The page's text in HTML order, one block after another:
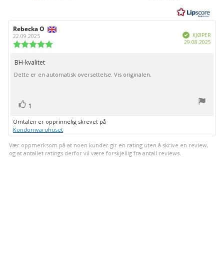
5
Forfatter:
Rebecka O
22.09.2025
mulige
VerifisertKJØPER
29.08.2025
Omtaletekst:
BH-kvalitet
Dette er en automatisk oversettelse. Vis originalen.
Liker
1
Omtalen er opprinnelig skrevet på
Kondomvaruhuset
Vær oppmerksom på at noen kunder gir en rating uten å skrive en review,
og at antallet ratings derfor vil være forskjellig fra antall reviews.